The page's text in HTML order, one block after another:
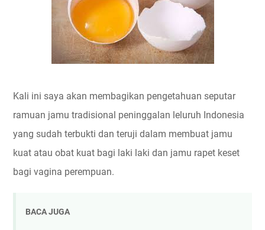
Kali ini saya akan membagikan pengetahuan seputar
ramuan jamu tradisional peninggalan leluruh Indonesia
yang sudah terbukti dan teruji dalam membuat jamu
kuat atau obat kuat bagi laki laki dan jamu rapet keset
bagi vagina perempuan.
BACA JUGA